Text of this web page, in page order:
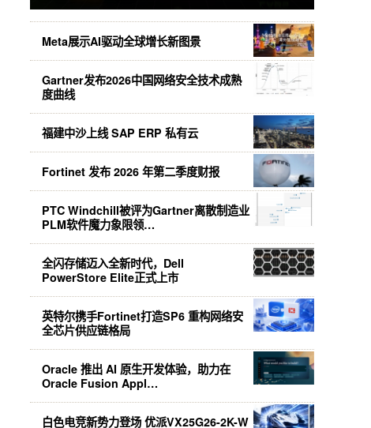
Meta展示AI驱动全球增长新图景
Gartner发布2026中国网络安全技术成熟
度曲线
福建中沙上线 SAP ERP 私有云
Fortinet 发布 2026 年第二季度财报
PTC Windchill被评为Gartner离散制造业
PLM软件魔力象限领…
全闪存储迈入全新时代，Dell
PowerStore Elite正式上市
英特尔携手Fortinet打造SP6 重构网络安
全芯片供应链格局
Oracle 推出 AI 原生开发体验，助力在
Oracle Fusion Appl…
白色电竞新势力登场 优派VX25G26-2K-W